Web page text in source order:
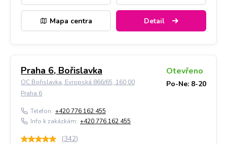
Mapa centra Detail
Praha 6, Bořislavka
OC Bořislavka, Evropská 866/65, 160 00
Praha 6
Otevřeno
Po-Ne: 8-20
Telefon: +420 776 162 455
Info k zakázkám: +420 776 162 455
(342)